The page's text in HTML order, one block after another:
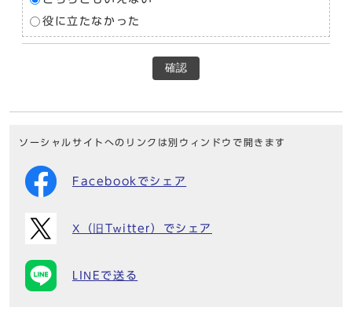
役に立たなかった
確認
ソーシャルサイトへのリンクは別ウィンドウで開きます
Facebookでシェア
X（旧Twitter）でシェア
LINEで送る